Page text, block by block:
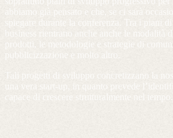
abbiamo già pensato e che, se ci sarà
spiegare durante la conferenza. Tra i piani
business rientrano anche anche le modalità
prodotti, le metodologie e strategie di
pubblicizzazione e molto altro.
Tali progetti di sviluppo concretizzano la
una vera start-up, in quanto prevede
capace di crescere strutturalmente nel tempo.